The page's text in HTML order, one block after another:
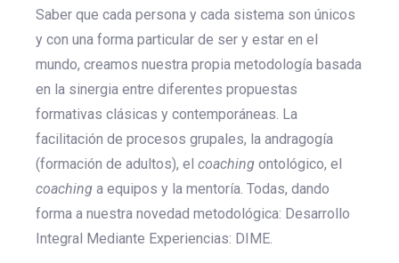
Saber que cada persona y cada sistema son únicos
y con una forma particular de ser y estar en el
mundo, creamos nuestra propia metodología basada
en la sinergia entre diferentes propuestas
formativas clásicas y contemporáneas. La
facilitación de procesos grupales, la andragogía
(formación de adultos), el coaching ontológico, el
coaching a equipos y la mentoría. Todas, dando
forma a nuestra novedad metodológica: Desarrollo
Integral Mediante Experiencias: DIME.